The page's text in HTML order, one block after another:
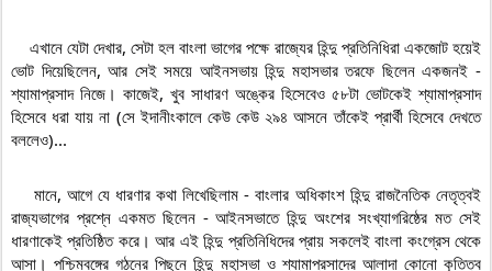
ভোট দিয়েছিলেন, আর সেই সময়ে আইনসভায় হিন্দু মহাসভার তরফে ছিলেন একজনই -
শ্যামাপ্রসাদ নিজে। কাজেই, খুব সাধারণ অঙ্কের হিসেবেও ৫৮টা ভোটকেই শ্যামাপ্রসাদ
হিসেবে ধরা যায় না (সে ইদানীংকালে কেউ কেউ ২৯৪ আসনে তাঁকেই প্রার্থী হিসেবে দেখতে
বললেও)...
রাজ্যভাগের প্রশ্নে একমত ছিলেন - আইনসভাতে হিন্দু অংশের সংখ্যাগরিষ্ঠের মত সেই
ধারণাকেই প্রতিষ্ঠিত করে। আর এই হিন্দু প্রতিনিধিদের প্রায় সকলেই বাংলা কংগ্রেস থেকে
আসা। পশ্চিমবঙ্গের গঠনের পিছনে হিন্দু মহাসভা ও শ্যামাপ্রসাদের আলাদা কোনো কৃতিত্ব